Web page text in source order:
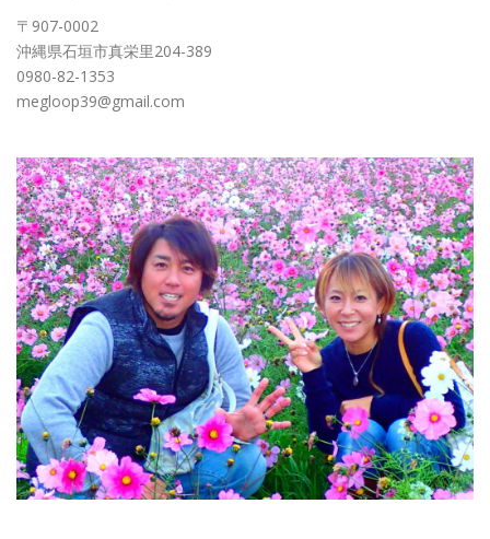
〒907-0002
沖縄県石垣市真栄里204-389
0980-82-1353
megloop39@gmail.com